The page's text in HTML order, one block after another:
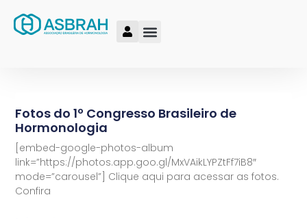
Fotos do 1º Congresso Brasileiro de
Hormonologia
[embed-google-photos-album
link=”https://photos.app.goo.gl/MxVAikLYPZtFf7iB8″
mode=”carousel”] Clique aqui para acessar as fotos.
Confira